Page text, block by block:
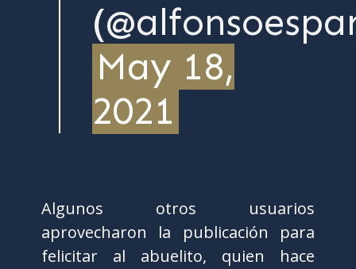
May 18,
2021
Algunos otros usuarios
aprovecharon la publicación para
felicitar al abuelito, quien hace